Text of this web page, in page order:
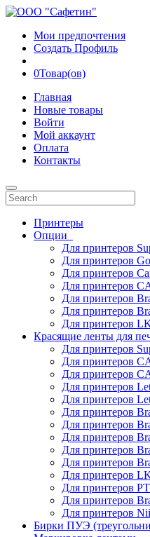
Мои предпочтения
Создать Профиль
0Товар(ов)
Главная
Новые товары
Войти
Мой аккаунт
Оплата
Контакты
Принтеры
Опции
Для принтеров
Для принтеров
Для принтеров
Для принтеров
Для принтеров
Для принтеров
Для принтеров
Красящие ленты для
Для принтеров
Для принтеров
Для принтеров
Для принтеров
Для принтеров
Для принтеров
Для принтеров
Для принтеров
Для принтеров
Для принтеров
Для принтеров
Для принтеров
Для принтеров
Для принтеров
Бирки ПУЭ